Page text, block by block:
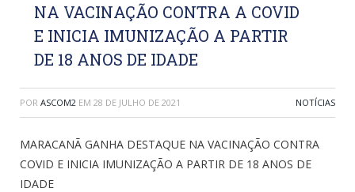
NA VACINAÇÃO CONTRA A COVID
E INICIA IMUNIZAÇÃO A PARTIR
DE 18 ANOS DE IDADE
POR ASCOM2 EM 28 DE JULHO DE 2021 NOTÍCIAS
MARACANÃ GANHA DESTAQUE NA VACINAÇÃO CONTRA
COVID E INICIA IMUNIZAÇÃO A PARTIR DE 18 ANOS DE
IDADE